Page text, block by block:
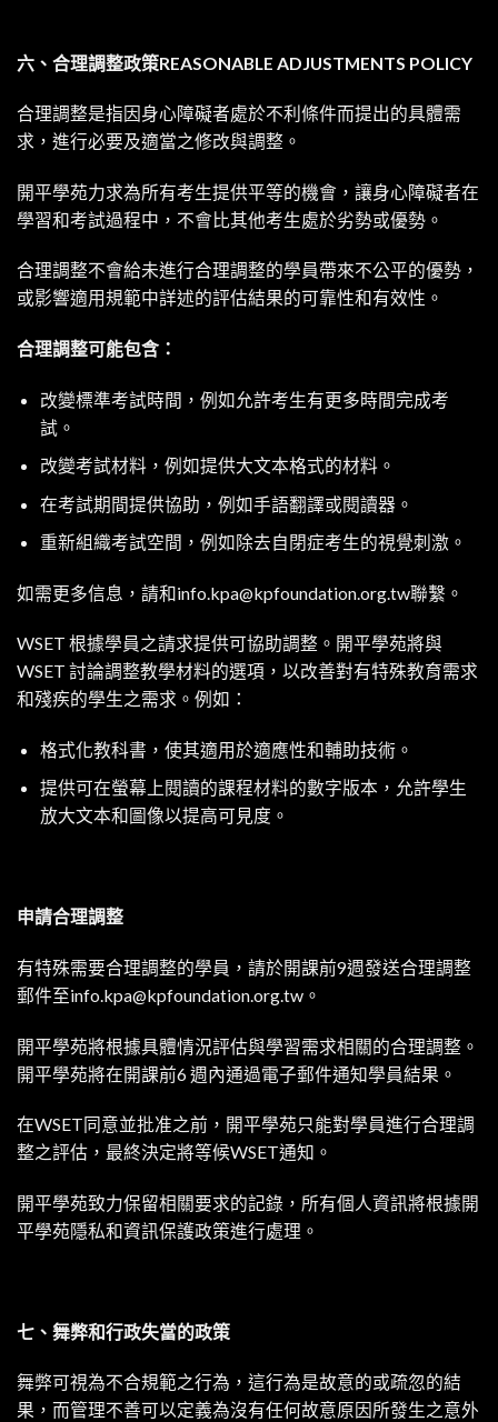
六、合理調整政策REASONABLE ADJUSTMENTS POLICY
合理調整是指因身心障礙者處於不利條件而提出的具體需
求，進行必要及適當之修改與調整。
開平學苑力求為所有考生提供平等的機會，讓身心障礙者在
學習和考試過程中，不會比其他考生處於劣勢或優勢。
合理調整不會給未進行合理調整的學員帶來不公平的優勢，
或影響適用規範中詳述的評估結果的可靠性和有效性。
合理調整可能包含：
改變標準考試時間，例如允許考生有更多時間完成考
試。
改變考試材料，例如提供大文本格式的材料。
在考試期間提供協助，例如手語翻譯或閱讀器。
重新組織考試空間，例如除去自閉症考生的視覺刺激。
如需更多信息，請和info.kpa@kpfoundation.org.tw聯繫。
WSET 根據學員之請求提供可協助調整。開平學苑將與
WSET 討論調整教學材料的選項，以改善對有特殊教育需求
和殘疾的學生之需求。例如：
格式化教科書，使其適用於適應性和輔助技術。
提供可在螢幕上閱讀的課程材料的數字版本，允許學生
放大文本和圖像以提高可見度。
申請合理調整
有特殊需要合理調整的學員，請於開課前9週發送合理調整
郵件至info.kpa@kpfoundation.org.tw 。
開平學苑將根據具體情況評估與學習需求相關的合理調整。
開平學苑將在開課前6 週內通過電子郵件通知學員結果。
在WSET同意並批准之前，開平學苑只能對學員進行合理調
整之評估，最終決定將等候WSET通知。
開平學苑致力保留相關要求的記錄，所有個人資訊將根據開
平學苑隱私和資訊保護政策進行處理。
七、舞弊和行政失當的政策
舞弊可視為不合規範之行為，這行為是故意的或疏忽的結
果，而管理不善可以定義為沒有任何故意原因所發生之意外